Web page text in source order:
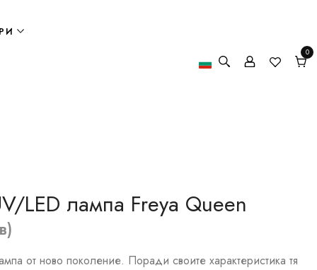
0
0
LED лампа Freya Queen
от ново поколение. Поради своите характеристика тя